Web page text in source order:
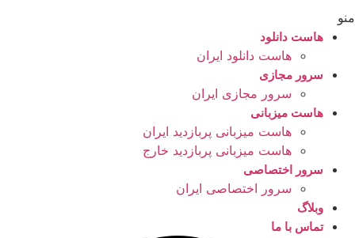
منو
هاست دانلود
هاست دانلود ایران
سرور مجازی
سرور مجازی ایران
هاست میزبانی
هاست میزبانی پربازدید ایران
هاست میزبانی پربازدید خارج
سرور اختصاصی
سرور اختصاصی ایران
وبلاگ
تماس با ما